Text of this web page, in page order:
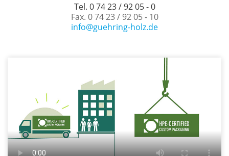
Tel. 0 74 23 / 92 05 - 0
Fax. 0 74 23 / 92 05 - 10
info@guehring-holz.de